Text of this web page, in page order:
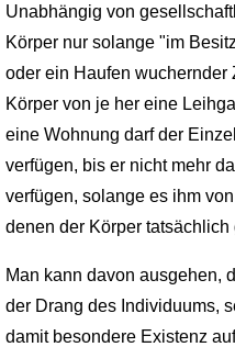
Unabhängig von
Körper nur solange "im
oder ein Haufen wuchernder
Körper von je her eine
eine Wohnung darf der
verfügen, bis er nicht mehr
verfügen, solange es ihm
denen der Körper tatsächlich
Man kann davon ausgehen,
der Drang des Individuums,
damit besondere Existenz